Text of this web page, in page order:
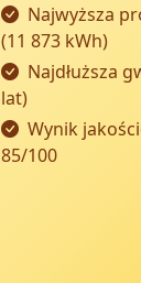
Najwyższa
(11 873 kWh)
Najdłuższa
lat)
Wynik
85/100